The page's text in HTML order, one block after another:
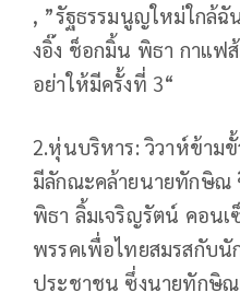
, ”รัฐธรรมนูญใหม่ใกล้ฉั
งอิ๊ง ช็อกมิ้น พิธา กาแฟ
อย่าให้มีครั้งที่ 3“
2.หุ่นบริหาร: วิวาห์ข้าม
มีลักณะคล้ายนายทักษิณ
พิธา ลิ้มเจริญรัตน์ คอนเ
พรรคเพื่อไทยสมรสกับนั
ประชาชน ซึ่งนายทักษิ